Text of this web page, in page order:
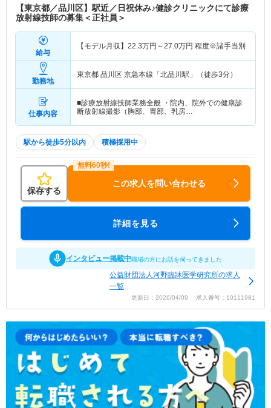
【東京都／品川区】駅近／日祝休み♪健診クリニックにて診療
放射線技師の募集＜正社員＞
給与
【モデル月収】 22.3万円～27.0万円 程度※諸手当別
勤務地
東京都 品川区 京急本線「北品川駅」（徒歩3分）
仕事内容
■診療放射線技師業務全般 ・院内、院外での健康診
断放射線撮影（胸部、胃部、乳房…
駅から徒歩5分以内 積極採用中
保存する
この求人を問い合わせる
詳細を見る
インタビュー掲載中職場の方にお話を伺ってきました
公益財団法人河野臨牀医学研究所の求人
一覧
更新日：2026/04/09 求人番号：10111981